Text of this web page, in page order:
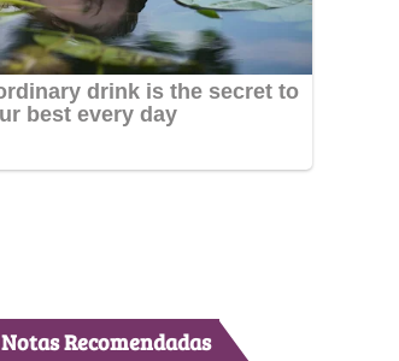
Notas Recomendadas